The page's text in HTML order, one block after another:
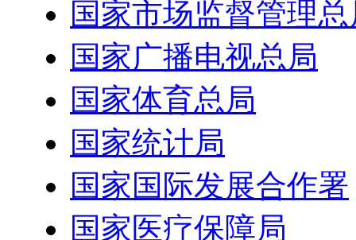
国家市场监督管理
国家广播电视总局
国家体育总局
国家统计局
国家国际发展合作署
国家医疗保障局